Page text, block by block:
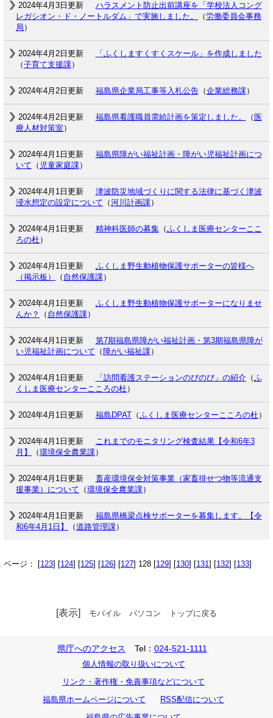
2024年4月3日更新
ハラスメント防止出前講座を「学校法人コング
レガシオン・ド・ノートルダム」で実施しました。
（労働委員会事務
局 ）
2024年4月2日更新
「ふくしますくすくスケール」を作成しました
（子育て支援課）
2024年4月2日更新 福島県企業局工事等入札公告（企業総務課）
2024年4月2日更新 福島県看護職員需給計画を策定しました。 （ 医
療人材対策室 ）
2024年4月1日更新
福島県障がい福祉計画・障がい児福祉計画につ
いて （ 児童家庭課）
2024年4月1日更新
津波防災地域づくりに関する法律に基づく津波
浸水想定の設定について （河川計画課）
2024年4月1日更新 精神科医師の募集（ふくしま医療センターここ
ろの杜 ）
2024年4月1日更新
ふくしま野生動植物保護サポーターの皆様へ
（掲示板）
（ 自然保護課）
2024年4月1日更新
ふくしま野生動植物保護サポーターになりませ
んか？
（ 自然保護課）
2024年4月1日更新
第7期福島県障がい福祉計画・第3期福島県障が
い児福祉計画について （ 障がい福祉課）
2024年4月1日更新 「訪問看護ステーションのびのび」の紹介（ふ
くしま医療センターこころの杜 ）
2024年4月1日更新 福島DPAT（ふくしま医療センターこころの杜 ）
2024年4月1日更新
これまでのモニタリング検査結果【令和6年3
月】
（環境保全農業課）
2024年4月1日更新
畜産環境保全対策事業（家畜排せつ物等流通支
援事業）について （環境保全農業課）
2024年4月1日更新
福島県橋梁点検サポーターを募集します。【令
和6年4月1日】
（道路管理課）
ページ： [123] [124] [125] [126] [127] 128 [129] [130] [131] [132] [133]
[表示] モバイル パソコン トップに戻る
県庁へのアクセス Tel： 024-521-1111
個人情報の取り扱いについて
リンク・著作権・免責事項などについて
福島県ホームページについて
RSS配信について